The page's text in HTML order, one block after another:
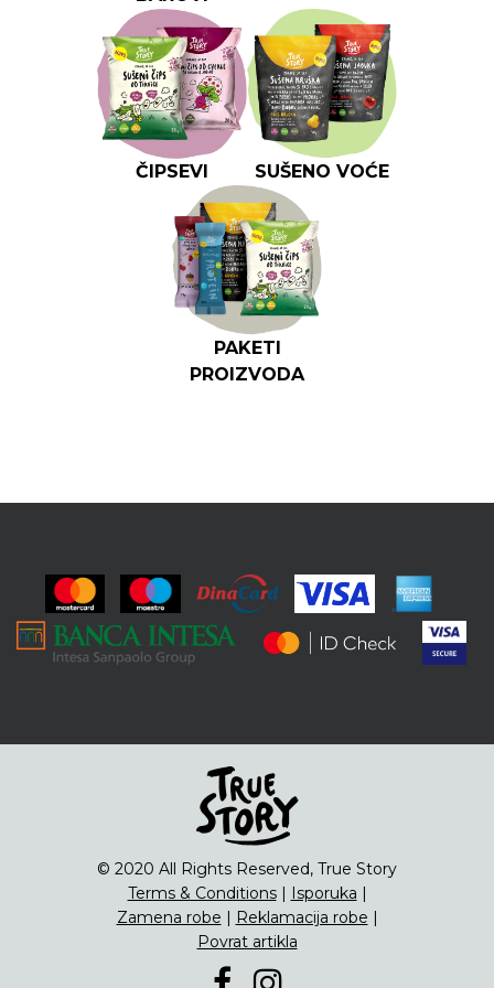
ČIPSEVI SUŠENO VOĆE
PAKETI
PROIZVODA
© 2020 All Rights Reserved, True Story
Terms & Conditions| Isporuka |
Zamena robe | Reklamacija robe |
Povrat artikla